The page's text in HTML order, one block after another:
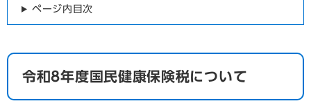
ページ内目次
令和8年度国民健康保険税について